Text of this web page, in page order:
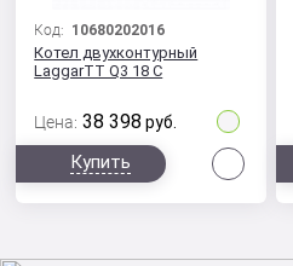
Код: 10680202016
Котел двухконтурный
LaggarTT Q3 18 C
Цена: 38 398 руб.
Купить